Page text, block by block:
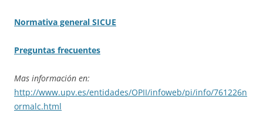
Normativa general SICUE
Preguntas frecuentes
Mas información en:
http://www.upv.es/entidades/OPII/infoweb/pi/info/761226n
ormalc.html